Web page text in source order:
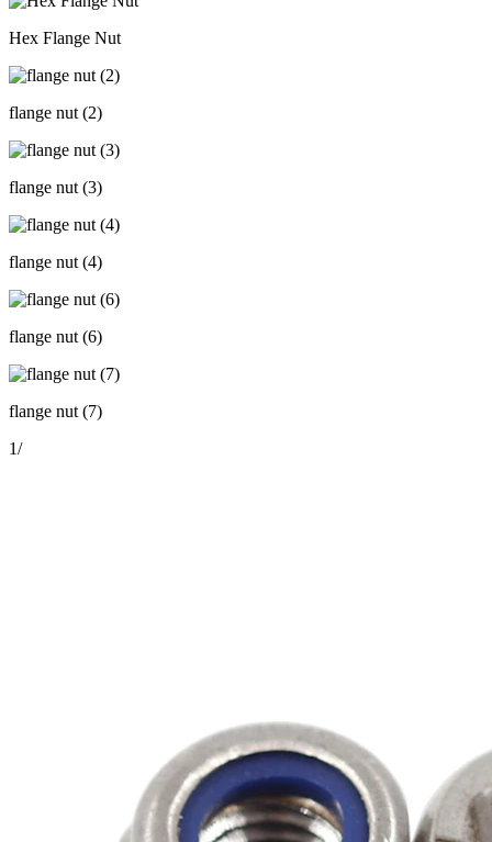
Hex Flange Nut
flange nut (2)
flange nut (3)
flange nut (4)
flange nut (6)
flange nut (7)
1/